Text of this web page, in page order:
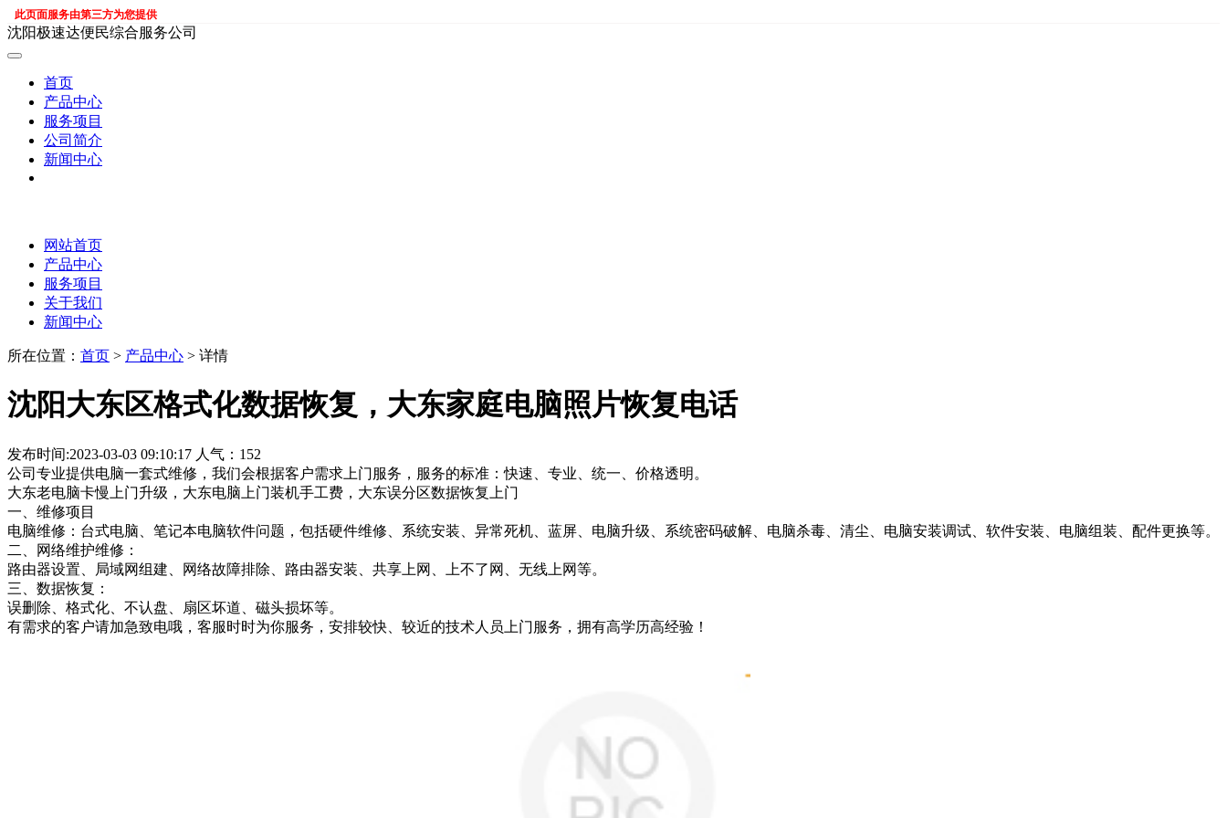
此页面服务由第三方为您提供
沈阳极速达便民综合服务公司
首页
产品中心
服务项目
公司简介
新闻中心
网站首页
产品中心
服务项目
关于我们
新闻中心
所在位置： 首页 > 产品中心 > 详情
沈阳大东区格式化数据恢复，大东家庭电脑照片恢复电话
发布时间:2023-03-03 09:10:17 人气：152
公司专业提供电脑一套式维修，我们会根据客户需求上门服务，服务的标准：快速、专业、统一、价格透明。
大东老电脑卡慢上门升级，大东电脑上门装机手工费，大东误分区数据恢复上门
一、维修项目
电脑维修：台式电脑、笔记本电脑软件问题，包括硬件维修、系统安装、异常死机、蓝屏、电脑升级、系统密码破解、电脑杀毒、清尘、电脑安装调试、软件安装、电脑组装、配件更换等。
二、网络维护维修：
路由器设置、局域网组建、网络故障排除、路由器安装、共享上网、上不了网、无线上网等。
三、数据恢复：
误删除、格式化、不认盘、扇区坏道、磁头损坏等。
有需求的客户请加急致电哦，客服时时为你服务，安排较快、较近的技术人员上门服务，拥有高学历高经验！